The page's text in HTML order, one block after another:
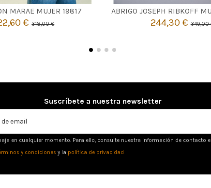
MARAE MUJER 19817
€318,00 €
 Agotado ABRIGO JOSEPH RIBKOFF
244,30 €349,00
 Agotado
Suscríbete a nuestra newsletter
en cualquier momento. Para ello, consulte nuestra información de contacto
y condiciones y la política de privacidad